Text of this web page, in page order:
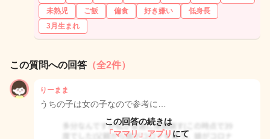
未熟児
ご飯 偏食 好き嫌い
低身長
3月生まれ
この質問への回答 （全2件）
りーまま
うちの子は女の子なので参考に…
この回答の続きは
「ママリ」アプリ にて